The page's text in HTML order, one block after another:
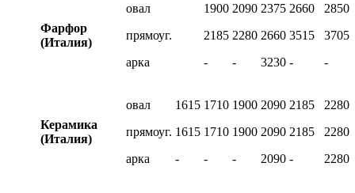
Фарфор
(Италия)
овал
прямоуг.
арка
1900
2185
-
2090
2280
-
2375
2660
3230
2660
3515
-
2850
3705
-
Керамика
(Италия)
овал
прямоуг.
арка
1615
1615
-
1710
1710
-
1900
1900
-
2090
2090
2090
2185
2185
-
2280
2280
2280